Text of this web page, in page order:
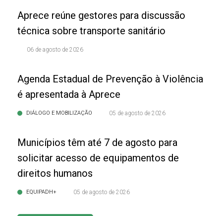
Aprece reúne gestores para discussão
técnica sobre transporte sanitário
06 de agosto de 2026
Agenda Estadual de Prevenção à Violência
é apresentada à Aprece
DIÁLOGO E MOBILIZAÇÃO 05 de agosto de 2026
Municípios têm até 7 de agosto para
solicitar acesso de equipamentos de
direitos humanos
EQUIPADH+ 05 de agosto de 2026